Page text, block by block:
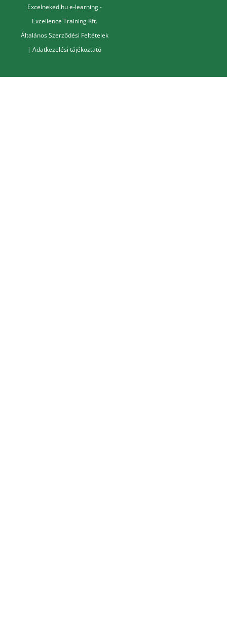
Excelneked.hu e-learning -
Excellence Training Kft.
Általános Szerződési Feltételek
| Adatkezelési tájékoztató